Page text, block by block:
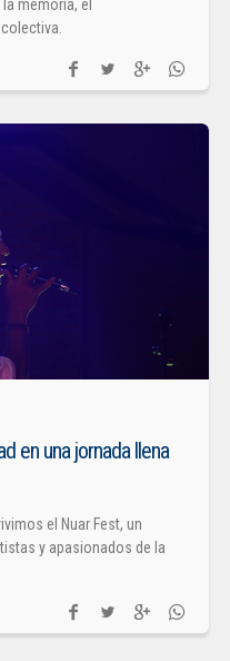
memoria, el
en una jornada llena
el Nuar Fest, un
y apasionados de la